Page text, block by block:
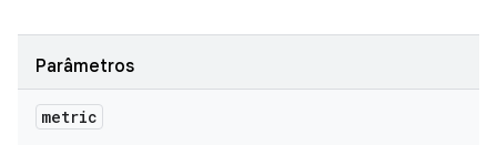
Parâmetros
metric